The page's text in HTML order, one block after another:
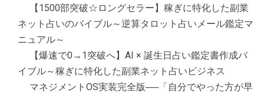
【1500部突破☆ロングセラー】稼ぎに特化した副業
ネット占いのバイブル～逆算タロット占いメール鑑定マ
ニュアル～
【爆速で0→1突破へ】AI × 誕生日占い鑑定書作成バ
イブル～稼ぎに特化した副業ネット占いビジネス
マネジメントOS実装完全版──「自分でやった方が早